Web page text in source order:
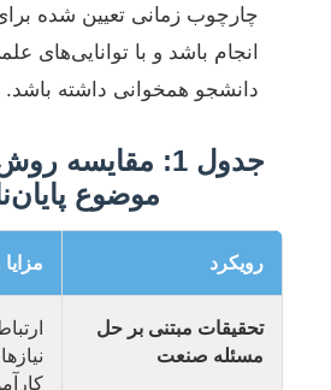
چارچوب زمانی تعیین شده برای
انجام باشد و با توانایی‌های
دانشجو همخوانی داشته باشد.
جدول 1: مقایسه
موضوع
رویکرد
تحقیقات مبتنی بر حل
مسئله صنعت